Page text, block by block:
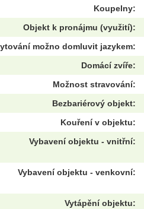
Koupelny:
Objekt k pronájmu (využití):
možno domluvit jazykem:
Domácí zvíře:
Možnost stravování:
Bezbariérový objekt:
Kouření v objektu:
Vybavení objektu - vnitřní:
Vybavení objektu - venkovní:
Vytápění objektu: